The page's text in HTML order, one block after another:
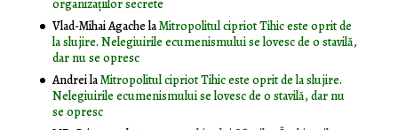
organizaţiilor secrete
Vlad-Mihai AgachelaMitropolitul cipriot Tihic este oprit de
la slujire. Nelegiuirile ecumenismului se lovesc de o stavilă,
dar nu se opresc
AndreilaMitropolitul cipriot Tihic este oprit de la slujire.
Nelegiuirile ecumenismului se lovesc de o stavilă, dar nu
se opresc